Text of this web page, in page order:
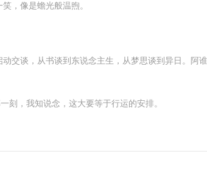
，像是蟾光般温煦。
交谈，从书谈到东说念主生，从梦思谈到异日。阿
刻，我知说念，这大要等于行运的安排。